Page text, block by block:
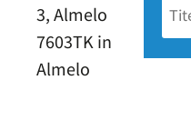
3, Almelo
7603TK in
Almelo